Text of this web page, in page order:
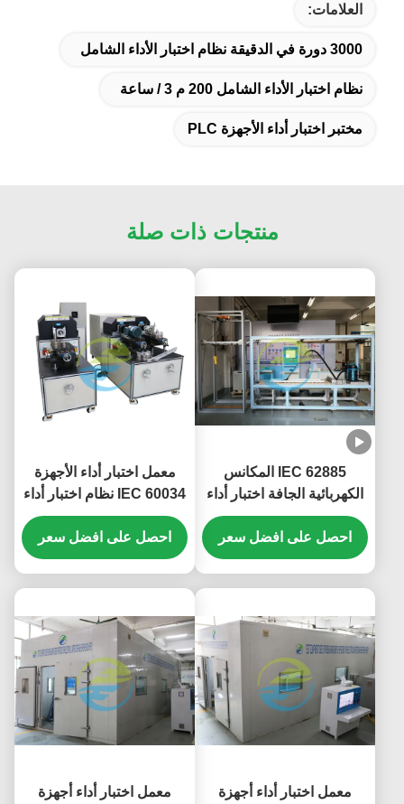
العلامات:
3000 دورة في الدقيقة نظام اختبار الأداء الشامل
نظام اختبار الأداء الشامل 200 م 3 / ساعة
مختبر اختبار أداء الأجهزة PLC
منتجات ذات صلة
IEC 62885 المكانس
الكهربائية الجافة اختبار أداء
الأجهزة معمل تحكم PLC
احصل على افضل سعر
معمل اختبار أداء الأجهزة
IEC 60034 نظام اختبار أداء
المحرك مع 3 محطات اختبار
احصل على افضل سعر
معمل اختبار أداء أجهزة
معمل اختبار أداء أجهزة